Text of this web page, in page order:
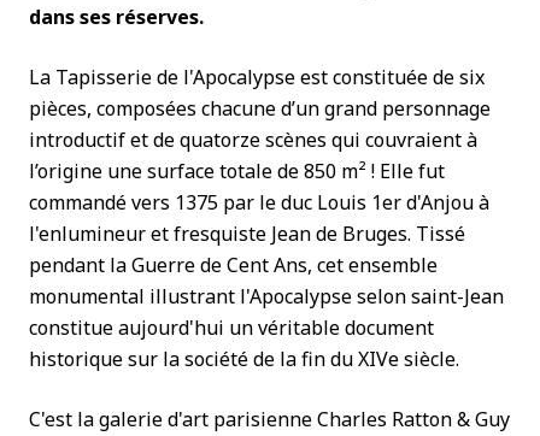
dans ses réserves.
La Tapisserie de l'Apocalypse est constituée de six
pièces, composées chacune d’un grand personnage
introductif et de quatorze scènes qui couvraient à
l’origine une surface totale de 850 m² ! Elle fut
commandé vers 1375 par le duc Louis 1er d'Anjou à
l'enlumineur et fresquiste Jean de Bruges. Tissé
pendant la Guerre de Cent Ans, cet ensemble
monumental illustrant l'Apocalypse selon saint-Jean
constitue aujourd'hui un véritable document
historique sur la société de la fin du XIVe siècle.
C'est la galerie d'art parisienne Charles Ratton & Guy